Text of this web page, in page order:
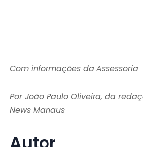
Com informações da Assessoria
Por João Paulo Oliveira, da
News Manaus